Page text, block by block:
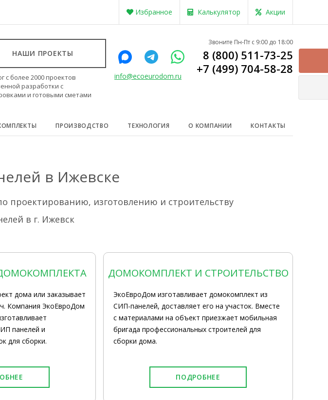
Избранное Калькулятор Акции
НАШИ ПРОЕКТЫ
с более 2000 проектов
разработки с
и готовыми сметами
info@ecoeurodom.ru
Звоните Пн-Пт с 9:00 до 18:00
8 (800) 511-73-25
+7 (499) 704-58-28
ПРОИЗВОДСТВО ТЕХНОЛОГИЯ О КОМПАНИИ КОНТАКТЫ
в Ижевске
проектированию, изготовлению и строительству
в г. Ижевск
дома или заказывает
Компания ЭкоЕвроДом
панелей и
для сборки.
ДОМОКОМПЛЕКТ И СТРОИТЕЛЬСТВО
ЭкоЕвроДом изготавливает домокомплект из
СИП-панелей, доставляет его на участок. Вместе
с материалами на объект приезжает мобильная
бригада профессиональных строителей для
сборки дома.
ПОДРОБНЕЕ